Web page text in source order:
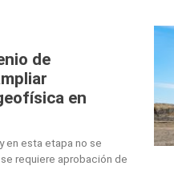
de
en
en esta etapa no se
requiere aprobación de